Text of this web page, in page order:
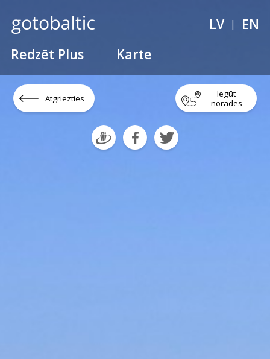
Redzēt Plus Karte
LV | EN
Atgriezties
Iegūt
norādes